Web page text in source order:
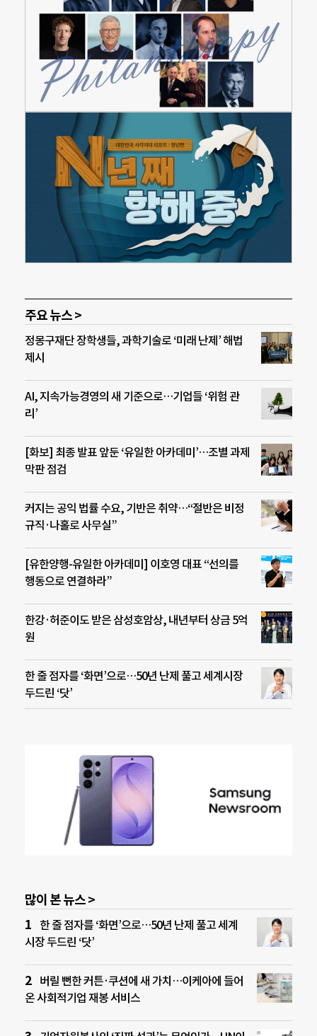
주요 뉴스 >
정몽구재단 장학생들, 과학기술로 ‘미래 난제’ 해법
제시
AI, 지속가능경영의 새 기준으로…기업들 ‘위험 관
리’
[화보] 최종 발표 앞둔 ‘유일한 아카데미’…조별 과제
막판 점검
커지는 공익 법률 수요, 기반은 취약…“절반은 비정
규직·나홀로 사무실”
[유한양행-유일한 아카데미] 이호영 대표 “선의를
행동으로 연결하라”
한강·허준이도 받은 삼성호암상, 내년부터 상금 5억
원
한 줄 점자를 ‘화면’으로…50년 난제 풀고 세계시장
두드린 ‘닷’
많이 본 뉴스 >
한 줄 점자를 ‘화면’으로…50년 난제 풀고 세계
시장 두드린 ‘닷’
버릴 뻔한 커튼·쿠션에 새 가치…이케아에 들어
온 사회적기업 재봉 서비스